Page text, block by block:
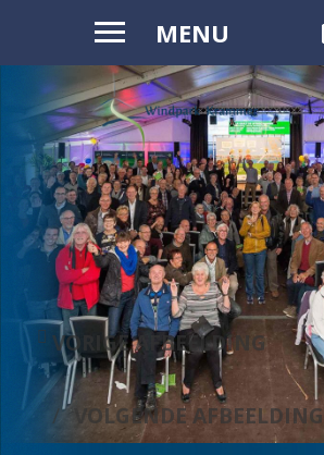
MENU
VOOR HAAR
EN ONZE
TOEKOMST
VORIGE AFBEELDING
VOLGENDE AFBEELDING